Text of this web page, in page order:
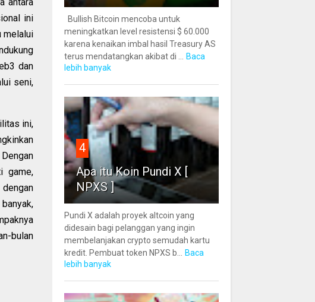
antara
ini
melalui
dan
seni,
ini,
game,
bulan
Bullish Bitcoin mencoba untuk
meningkatkan level resistensi $ 60.000
karena kenaikan imbal hasil Treasury AS
terus mendatangkan akibat di ...
Baca
lebih banyak
4
Apa itu Koin Pundi X [
NPXS ]
Pundi X adalah proyek altcoin yang
didesain bagi pelanggan yang ingin
membelanjakan crypto semudah kartu
kredit. Pembuat token NPXS b...
Baca
lebih banyak